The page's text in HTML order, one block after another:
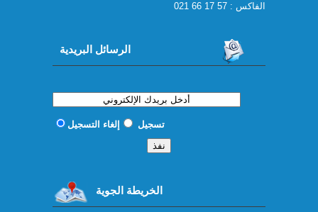
الفاكس : 57 17 66 021
الرسائل البريدية
تسجيل إلغاء التسجيل
الخريطة الجوية